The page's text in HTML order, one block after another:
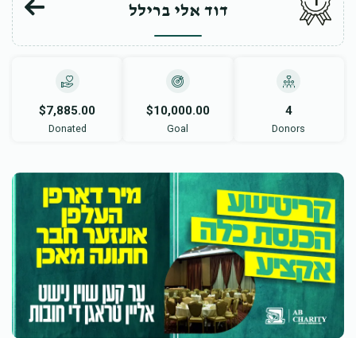
דוד אלי ברילל
$7,885.00
Donated
$10,000.00
Goal
4
Donors